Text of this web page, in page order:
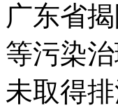
广东省
等污染
未取得